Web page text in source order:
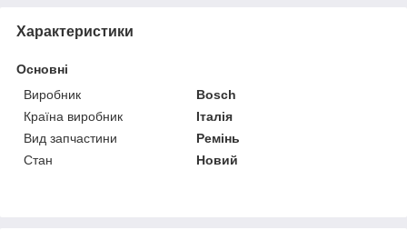
Характеристики
Основні
Виробник
Bosch
Країна виробник
Італія
Вид запчастини
Ремінь
Стан
Новий